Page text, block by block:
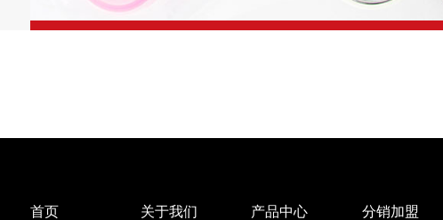
首页 关于我们 产品中心 分销加盟